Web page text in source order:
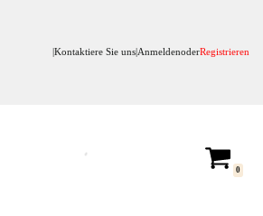
Kontaktiere Sie uns AnmeldenoderRegistrieren
0